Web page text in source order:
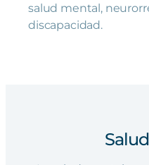
salud mental,
discapacidad.